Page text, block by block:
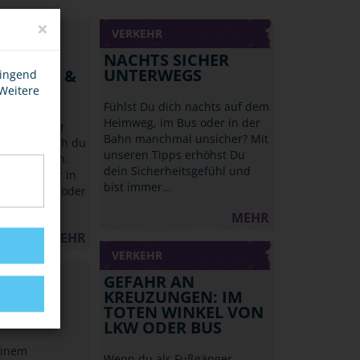
ZÜGE &
oder
bist auch du
gefahren.
du sogar in
Bahnhofs oder
MEHR
VERKEHR
NACHTS SICHER
UNTERWEGS
Fühlst Du dich nachts auf dem
Heimweg, im Bus oder in der
Bahn manchmal unsicher? Mit
unseren Tipps erhöhst Du
dein Sicherheitsgefühl und
bist immer…
MEHR
VERKEHR
GEFAHR AN
KREUZUNGEN: IM
TOTEN WINKEL VON
LKW ODER BUS
×